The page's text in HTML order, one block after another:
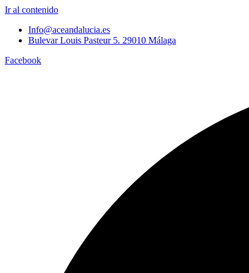
Ir al contenido
Info@aceandalucia.es
Bulevar Louis Pasteur 5. 29010 Málaga
Facebook